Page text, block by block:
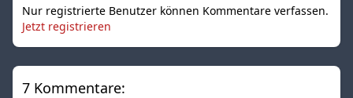
Nur registrierte Benutzer können Kommentare verfassen.
Jetzt registrieren
7 Kommentare: